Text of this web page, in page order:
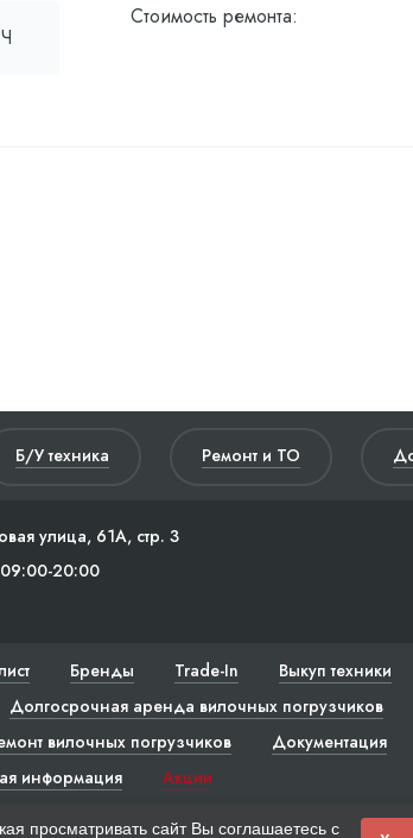
Стоимость ремонта:
Б/У техника Ремонт и ТО
улица, 61А, стр. 3
20:00
Бренды Trade-In Выкуп техники
Долгосрочная аренда вилочных погрузчиков
вилочных погрузчиков Документация
информация
Акции
просматривать сайт Вы соглашаетесь с